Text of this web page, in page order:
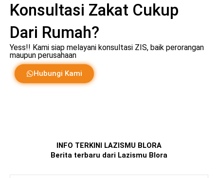
Konsultasi Zakat Cukup
Dari Rumah?
Yess!! Kami siap melayani konsultasi ZIS, baik perorangan
maupun perusahaan
Hubungi Kami
INFO TERKINI LAZISMU BLORA
Berita terbaru dari Lazismu Blora